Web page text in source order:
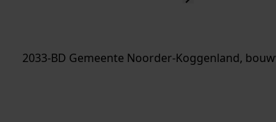
2033-BD Gemeente Noorder-Koggenland,